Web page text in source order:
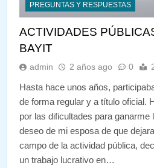
PREGUNTAS Y RESPUESTAS
ACTIVIDADES
BAYIT
admin 2 años ago 0
Hasta hace unos años,
de forma regular y a título oficial.
por las dificultades para ganarme
deseo de mi esposa de que
campo de la actividad pública,
un trabajo lucrativo en…